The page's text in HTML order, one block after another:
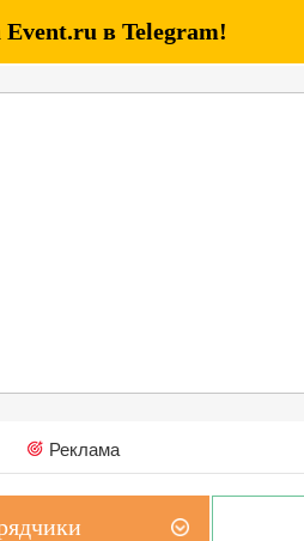
в Telegram!
Реклама